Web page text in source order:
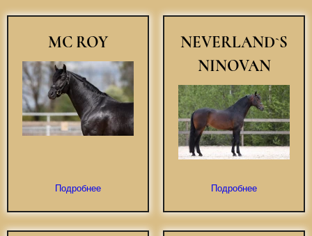
MC ROY
Подробнее
NEVERLAND`S
NINOVAN
Подробнее